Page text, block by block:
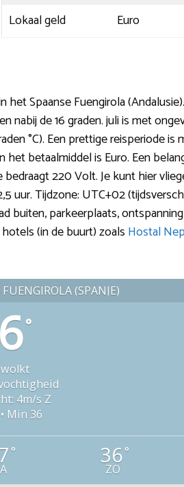
Lokaal geld
Euro
Spaanse Fuengirola
de 16 graden. juli is met
°C). Een prettige reisperiode
betaalmiddel is Euro. Een
220 Volt. Je kunt hier
uur. Tijdzone: UTC+02
buiten, parkeerplaats,
(in de buurt) zoals Hostal
(SPANJE)
°
4m/s Z
Min 36
° 36°
ZO